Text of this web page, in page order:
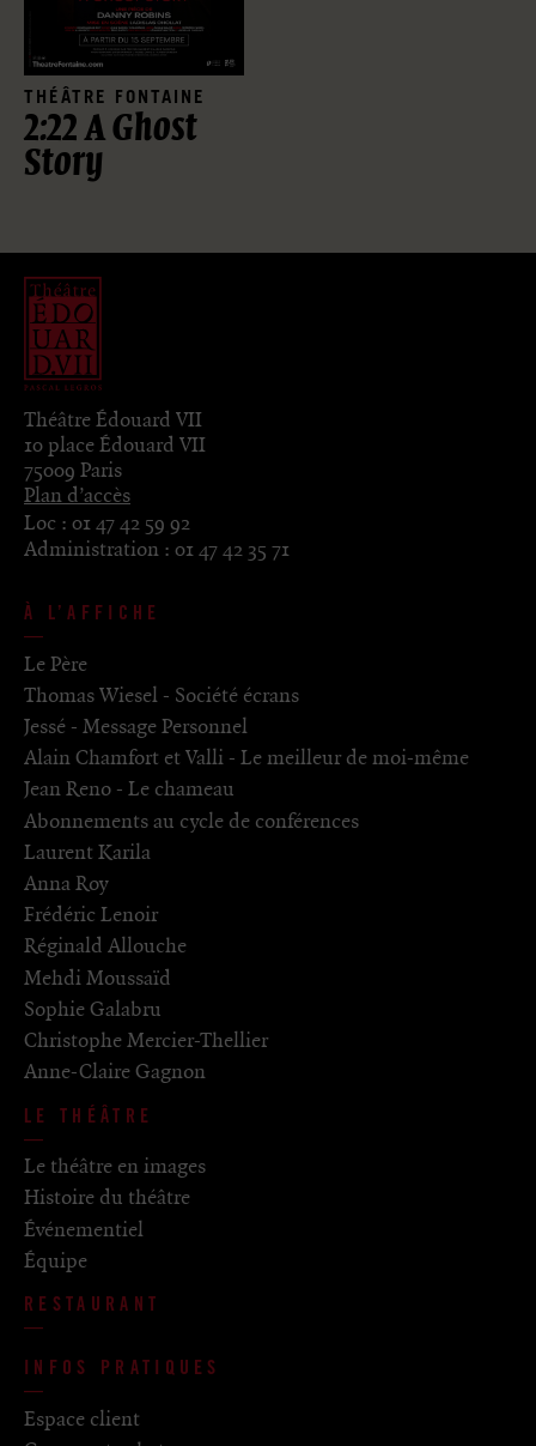
THÉÂTRE FONTAINE
2:22 A Ghost
Story
Théâtre Édouard VII
10 place Édouard VII
75009 Paris
Plan d’accès
Loc : 01 47 42 59 92
Administration : 01 47 42 35 71
À L’AFFICHE
Le Père
Thomas Wiesel - Société écrans
Jessé - Message Personnel
Alain Chamfort et Valli - Le meilleur de moi-même
Jean Reno - Le chameau
Abonnements au cycle de conférences
Laurent Karila
Anna Roy
Frédéric Lenoir
Réginald Allouche
Mehdi Moussaïd
Sophie Galabru
Christophe Mercier-Thellier
Anne-Claire Gagnon
LE THÉÂTRE
Le théâtre en images
Histoire du théâtre
Événementiel
Équipe
RESTAURANT
INFOS PRATIQUES
Espace client